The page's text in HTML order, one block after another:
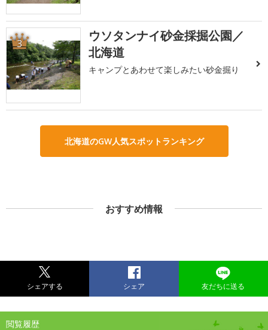
3
ウソタンナイ砂金採掘公園／
北海道
キャンプとあわせて楽しみたい砂金掘り
北海道のGW人気スポットランキング
おすすめ情報
シェアする シェア 友だちに送る
閲覧履歴